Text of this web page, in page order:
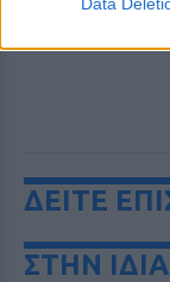
ΔΕΙΤΕ
ΣΤΗΝ